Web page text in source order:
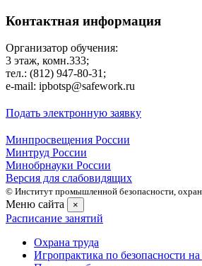
Контактная информация
Организатор обучения:
3 этаж, комн.333;
тел.: (812) 947-80-31;
e-mail: ipbotsp@safework.ru
Подать электронную заявку
Минпросвещения России
Минтруд России
Минобрнауки России
Версия для слабовидящих
© Институт промышленной безопасности,
Меню сайта ×
Расписание занятий
Охрана труда
Игропрактика по безопасности